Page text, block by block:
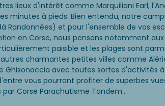
lieux d'intérêt comme Marquiliani Earl,
minutes à pieds. Bien entendu, notre
Randonnées) et pour l'ensemble de vos
en Corse, nous pensons notamment
paisible et les plages sont
charmantes petites villes comme
Ghisonaccia avec toutes sortes d'activités
vous pourront profiter de superbes
Corse Parachutisme Tandem...